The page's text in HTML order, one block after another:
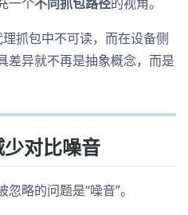
抓包中不可读，而在设备侧
差异就不再是抽象概念，而是
对比噪音
略的问题是“噪音”。